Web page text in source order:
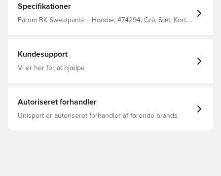
Specifikationer
Farum BK Sweatpants + Hoodie, 474294, Grå, Sæt, Kort,
Kundesupport
Vi er her for at hjælpe
Autoriseret forhandler
Unisport er autoriseret forhandler af førende brands